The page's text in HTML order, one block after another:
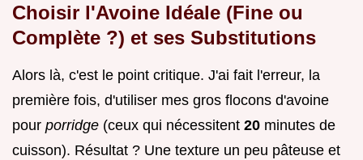
Choisir l'Avoine Idéale (Fine ou
Complète ?) et ses Substitutions
Alors là, c'est le point critique. J'ai fait l'erreur, la
première fois, d'utiliser mes gros flocons d'avoine
pour porridge (ceux qui nécessitent 20 minutes de
cuisson). Résultat ? Une texture un peu pâteuse et